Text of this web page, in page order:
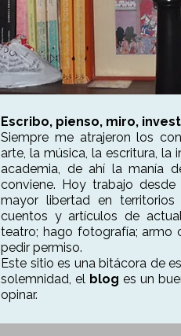
Escribo, pienso, miro,
Siempre me atrajeron los
arte, la música, la escritura, la
academia, de ahí la manía
conviene. Hoy trabajo
mayor libertad en territorios
cuentos y artículos de
teatro; hago fotografía; armo
pedir permiso.
Este sitio es una bitácora de
solemnidad, el blog es un
opinar.